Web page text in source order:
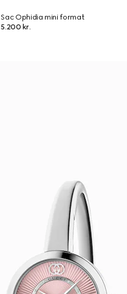
Sac Ophidia mini format
5.200 kr.